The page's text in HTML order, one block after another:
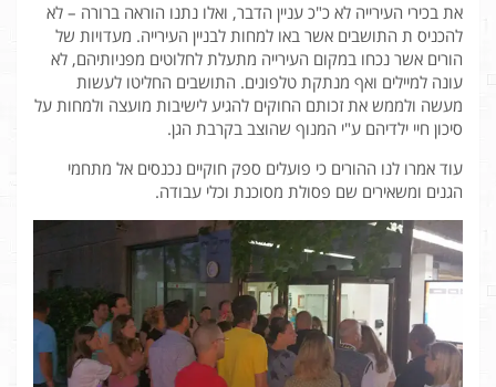
את בכירי העירייה לא כ"כ עניין הדבר, ואלו נתנו הוראה ברורה – לא
להכניס ת התושבים אשר באו למחות לבניין העירייה. מעדויות של
הורים אשר נכחו במקום העירייה מתעלת לחלוטים מפניותיהם, לא
עונה למיילים ואף מנתקת טלפונים. התושבים החליטו לעשות
מעשה ולממש את זכותם החוקים להגיע לישיבות מועצה ולמחות על
סיכון חיי ילדיהם ע"י המנוף שהוצב בקרבת הגן.
עוד אמרו לנו ההורים כי פועלים ספק חוקיים נכנסים אל מתחמי
הגנים ומשאירים שם פסולת מסוכנת וכלי עבודה.